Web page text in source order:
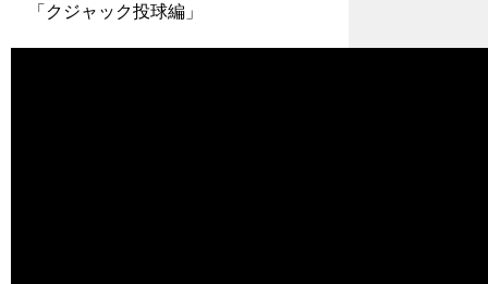
「クジャック投球編」